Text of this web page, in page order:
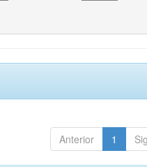
Anterior 1